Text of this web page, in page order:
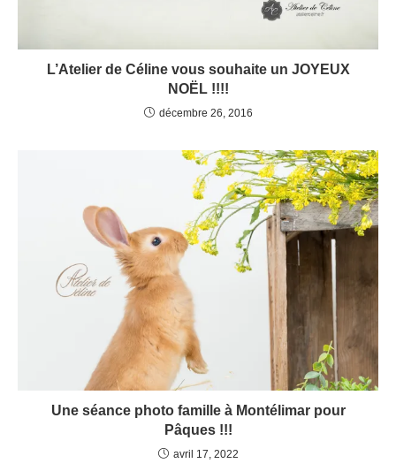
L’Atelier de Céline vous souhaite un JOYEUX
NOËL !!!!
décembre 26, 2016
Une séance photo famille à Montélimar pour
Pâques !!!
avril 17, 2022